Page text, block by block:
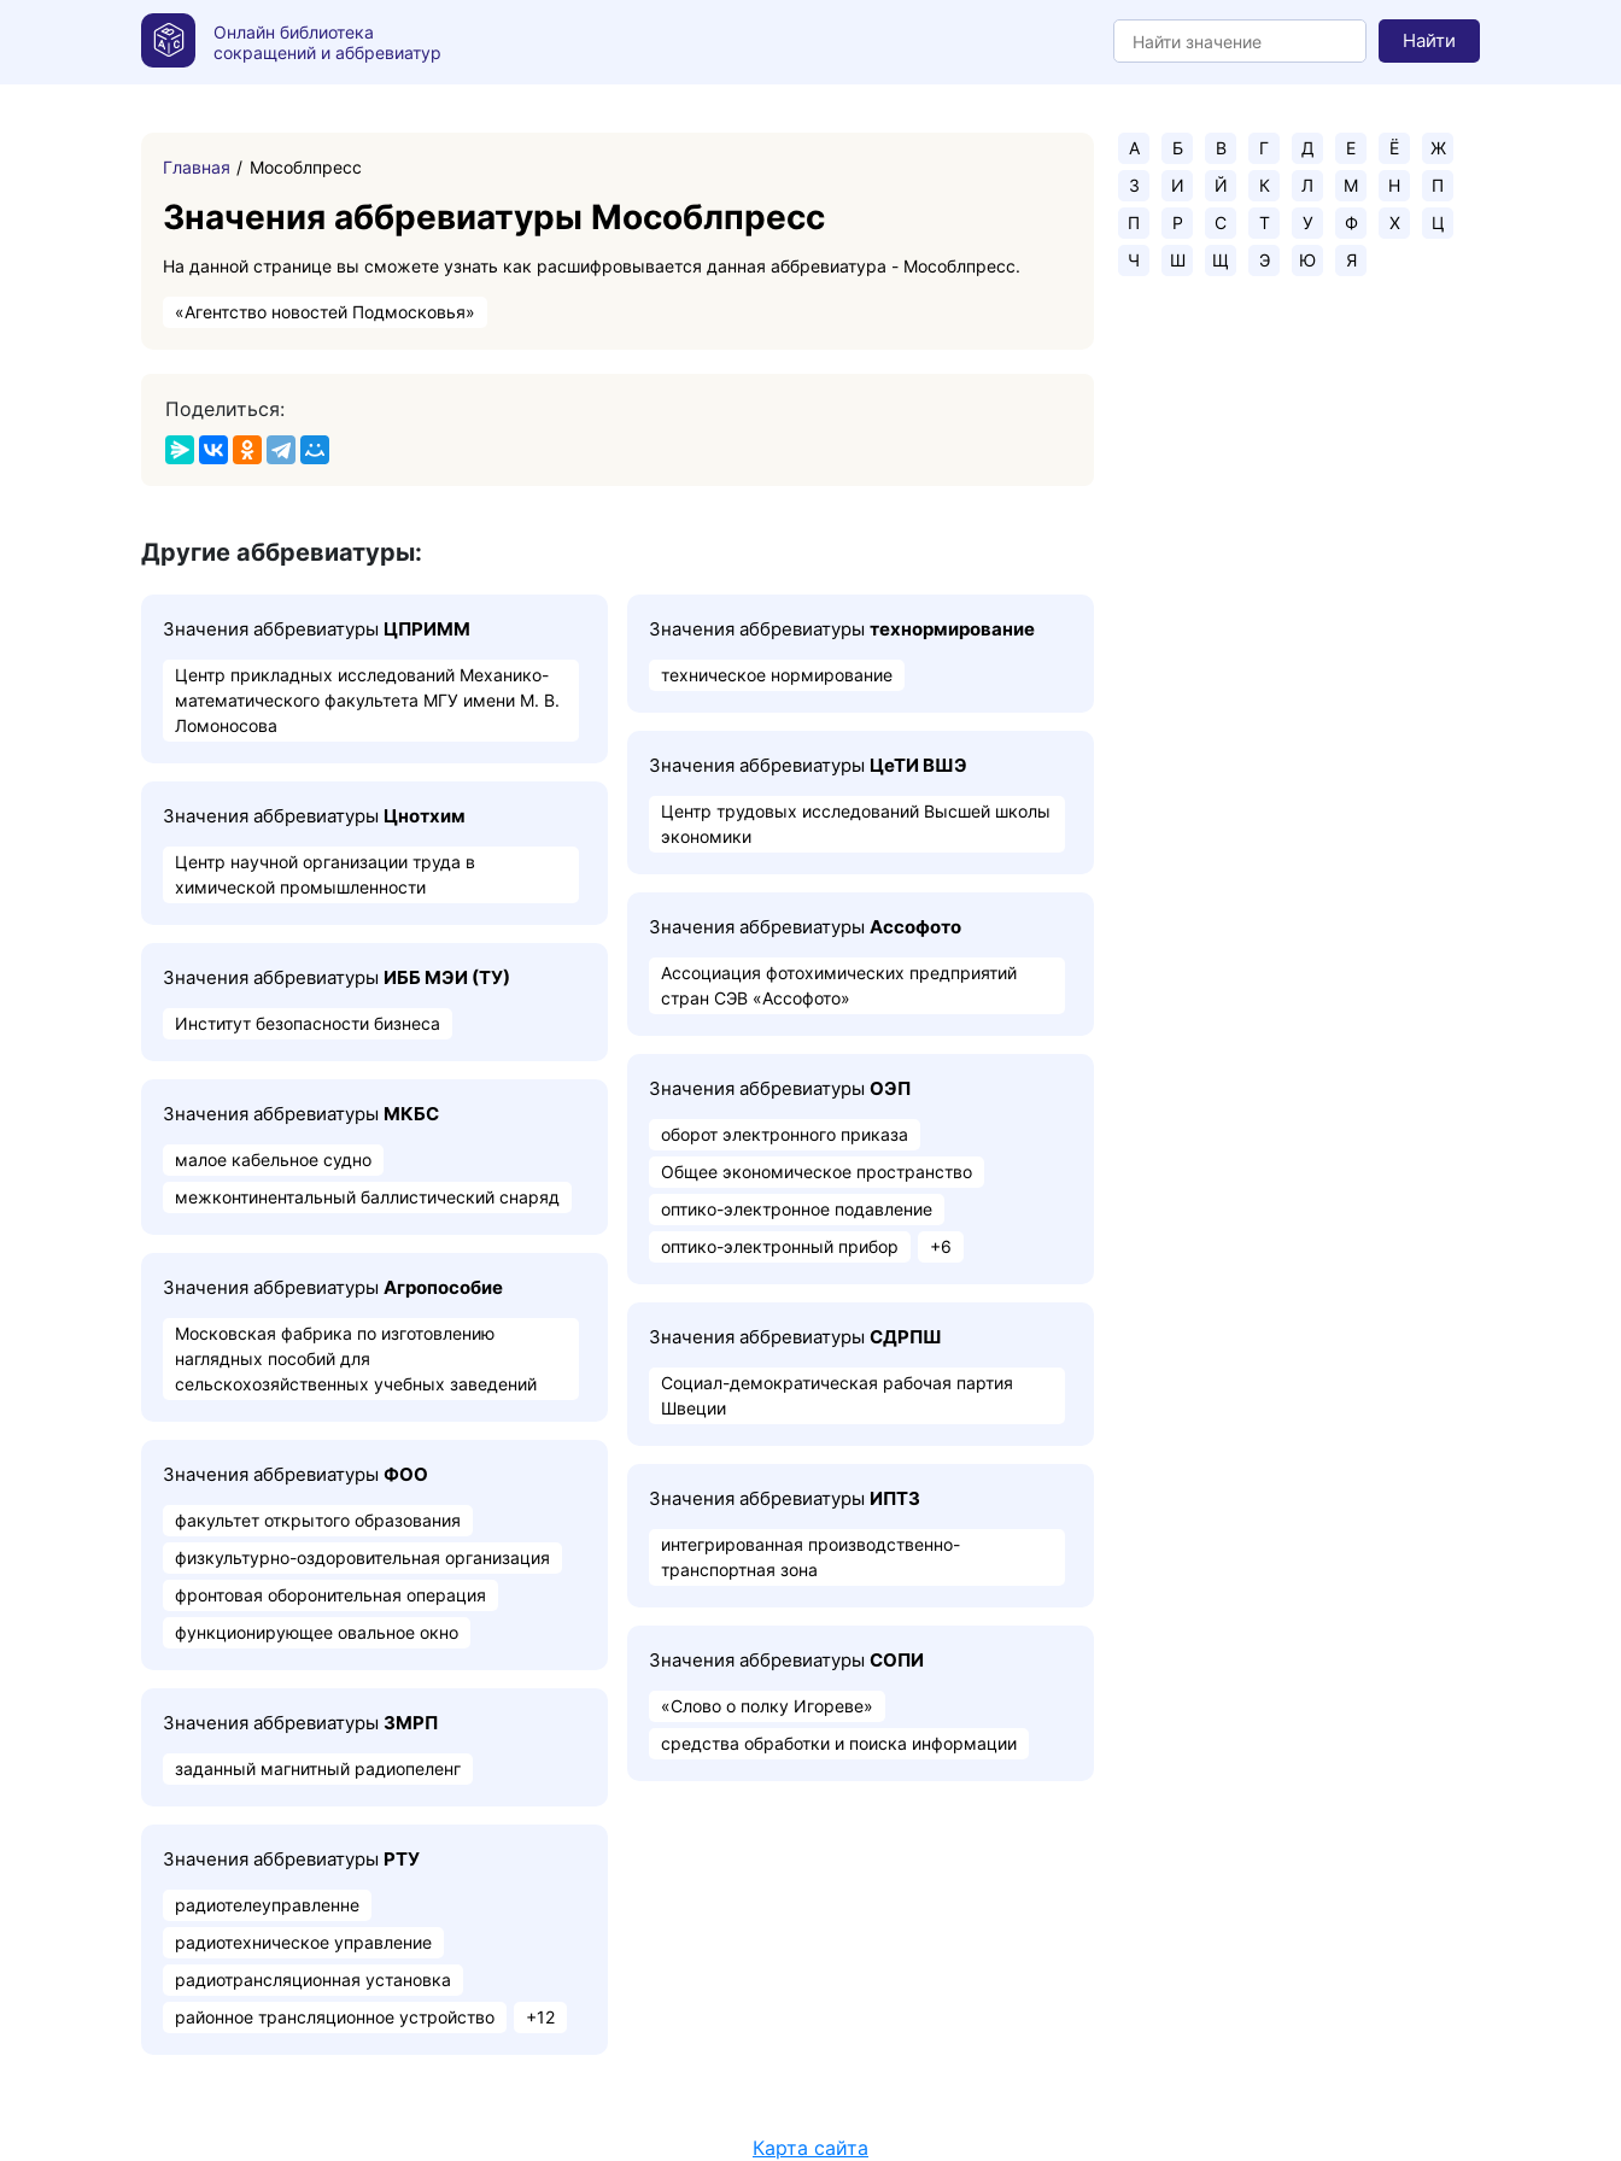
Онлайн библиотека
сокращений и аббревиатур
Найти
Главная Мособлпресс
Значения аббревиатуры Мособлпресс
На данной странице вы сможете узнать как расшифровывается данная аббревиатура - Мособлпресс.
«Агентство новостей Подмосковья»
Поделиться:
Другие аббревиатуры:
Значения аббревиатуры ЦПРИММ
Центр прикладных исследований Механико-
математического факультета МГУ имени М. В.
Ломоносова
Значения аббревиатуры Цнотхим
Центр научной организации труда в
химической промышленности
Значения аббревиатуры ИББ МЭИ (ТУ)
Институт безопасности бизнеса
Значения аббревиатуры МКБС
малое кабельное судно
межконтинентальный баллистический снаряд
Значения аббревиатуры Агропособие
Московская фабрика по изготовлению
наглядных пособий для
сельскохозяйственных учебных заведений
Значения аббревиатуры ФОО
факультет открытого образования
физкультурно-оздоровительная организация
фронтовая оборонительная операция
функционирующее овальное окно
Значения аббревиатуры ЗМРП
заданный магнитный радиопеленг
Значения аббревиатуры РТУ
радиотелеуправленне
радиотехническое управление
радиотрансляционная установка
районное трансляционное устройство
+12
Значения аббревиатуры технормирование
техническое нормирование
Значения аббревиатуры ЦеТИ ВШЭ
Центр трудовых исследований Высшей школы
экономики
Значения аббревиатуры Ассофото
Ассоциация фотохимических предприятий
стран СЭВ «Ассофото»
Значения аббревиатуры ОЭП
оборот электронного приказа
Общее экономическое пространство
оптико-электронное подавление
оптико-электронный прибор
+6
Значения аббревиатуры СДРПШ
Социал-демократическая рабочая партия
Швеции
Значения аббревиатуры ИПТЗ
интегрированная производственно-
транспортная зона
Значения аббревиатуры СОПИ
«Слово о полку Игореве»
средства обработки и поиска информации
А Б В Г Д Е Ё
Ж
З
И Й К Л М Н
П
П
Р С Т У Ф Х
Ц
Ч
Ш Щ Э Ю Я
Карта сайта